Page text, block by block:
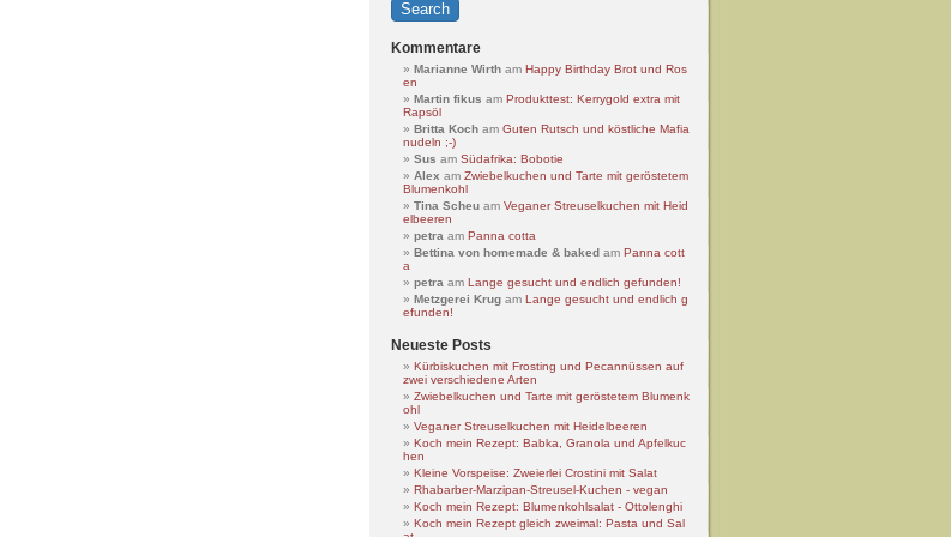
Kommentare
Marianne Wirth am Happy Birthday Brot und Ros
en
Martin fikus am Produkttest: Kerrygold extra mit
Rapsöl
Britta Koch am Guten Rutsch und köstliche Mafia
nudeln ;-)
Sus am Südafrika: Bobotie
Alex am Zwiebelkuchen und Tarte mit geröstetem
Blumenkohl
Tina Scheu am Veganer Streuselkuchen mit Heid
elbeeren
petra am Panna cotta
Bettina von homemade & baked am Panna cott
a
petra am Lange gesucht und endlich gefunden!
Metzgerei Krug am Lange gesucht und endlich g
efunden!
Neueste Posts
Kürbiskuchen mit Frosting und Pecannüssen auf
zwei verschiedene Arten
Zwiebelkuchen und Tarte mit geröstetem Blumenk
ohl
Veganer Streuselkuchen mit Heidelbeeren
Koch mein Rezept: Babka, Granola und Apfelkuc
hen
Kleine Vorspeise: Zweierlei Crostini mit Salat
Rhabarber-Marzipan-Streusel-Kuchen - vegan
Koch mein Rezept: Blumenkohlsalat - Ottolenghi
Koch mein Rezept gleich zweimal: Pasta und Sal